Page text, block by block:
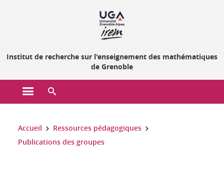
Institut de recherche sur l'enseignement des mathématiques
de Grenoble
Ouvrir le menu principal
Vous êtes ici :
Accueil
Ressources pédagogiques
Publications des groupes